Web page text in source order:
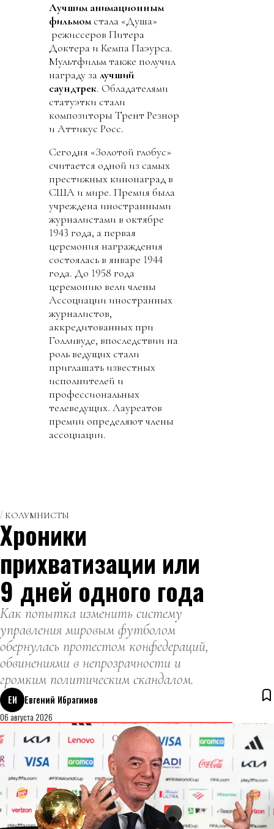
Лучшим анимационным
фильмом стала «Душа»
режиссеров Питера
Доктера и Кемпа Паэурса.
Мультфильм также получил
награду залучший
саундтрек. Обладателями
статуэтки стали
композиторы Трент Резнор
и Аттикус Росс.
Сегодня «Золотой глобус»
считается одной из самых
престижных кинонаград в
США и мире. Премия была
учреждена иностранными
журналистами в октябре
1943 года, а первая
церемония награждения
состоялась в январе 1944
года. До 1958 года
церемонию вели члены
Ассоциации иностранных
журналистов,
аккредитованных при
Голливуде, впоследствии на
роль ведущих стали
приглашать известных
исполнителей и
профессиональных
телеведущих. Лауреатов
премии определяют члены
ассоциации.
КОЛУМНИСТЫ
Хроники
прихватизации или
9 дней одного года
Как попытка изменить систему
управления мировым футболом
обернулась протестом конфедераций,
обвинениями в непрозрачности и
громким политическим скандалом.
ЕИ
Евгений Ибрагимов
06 августа 2026